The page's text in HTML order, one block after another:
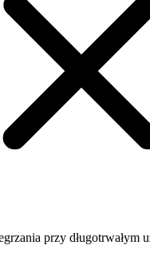
przy długotrwałym